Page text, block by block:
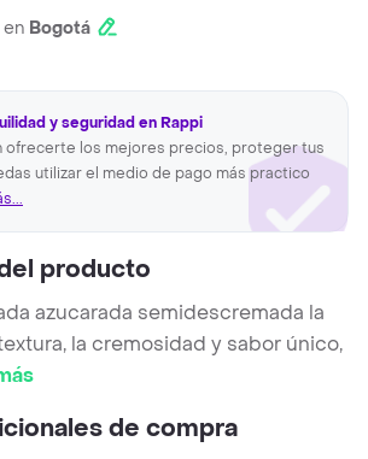
Bogotá
y seguridad en Rappi
ofrecerte los mejores precios, proteger tus
utilizar el medio de pago más practico
producto
azucarada semidescremada la
la cremosidad y sabor único,
de compra